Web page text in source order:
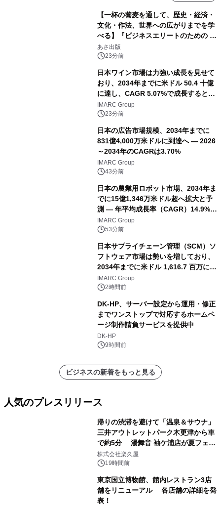
【一杯の蕎麦を通して、歴史・経済・
文化・作法、世界への広がりまでを学
べる】『ビジネスエリートのための 教
養としての蕎麦』2026年8月25日
（火）発売
あさ出版
23分前
日本ワイン市場は力強い成長を見せて
おり、2034年までに米ドル 50.4 十億
に達し、CAGR 5.07%で成長すると予
測
IMARC Group
23分前
日本の広告市場規模、2034年までに
831億4,000万米ドルに到達へ ― 2026
～2034年のCAGRは3.70%
IMARC Group
43分前
日本の農業用ロボット市場、2034年ま
でに15億1,346万米ドル超へ拡大と予
測 ― 年平均成長率（CAGR）14.9%を
記録
IMARC Group
53分前
日本サプライチェーン管理（SCM）ソ
フトウェア市場は勢いを増しており、
2034年までに米ドル 1,616.7 百万に達
し、CAGR 3.42%で成長すると予測
IMARC Group
2時間前
DK-HP、サーバー設定から運用・修正
までワンストップで対応するホームペ
ージ制作請負サービスを提供中
DK-HP
9時間前
ビジネスの新着をもっと見る
人気のプレスリリース
帰りの渋滞を避けて「温泉＆サウナ」
三井アウトレットパーク木更津から車
で約5分 湯舞音 袖ケ浦店が夏フェア
メニューを提供
株式会社楽久屋
19時間前
東京国立博物館、館内レストラン3店
舗をリニューアル 各店舗の詳細を発
表！